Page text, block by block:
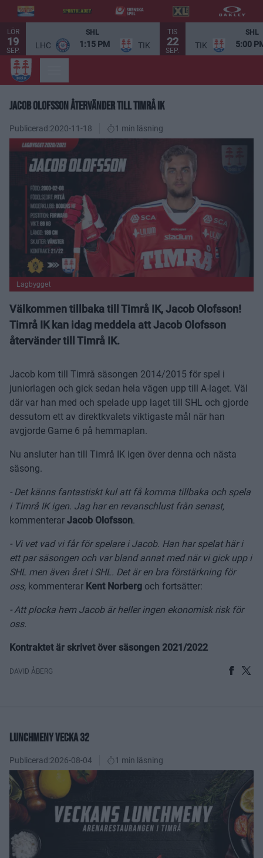
LÖR
19
SEP.
SHL
LHC 1:15 PM TIK
TIS
22
SEP.
SHL
TIK 5:00
JACOB OLOFSSON ÅTERVÄNDER TILL TIMRÅ IK
Publicerad:2020-11-18 1 min läsning
Lagbygget
Välkommen tillbaka till Timrå IK, Jacob Olofsson!
Timrå IK kan idag meddela att Jacob Olofsson
återvänder till Timrå IK.
Jacob kom till Timrå säsongen 2014/2015 för spel i
juniorlagen och gick sedan hela vägen upp till A-laget. Väl
där var han med och spelade upp laget till SHL och gjorde
dessutom ett av direktkvalets viktigaste mål när han
avgjorde Game 6 på hemmaplan.
Nu ansluter han till Timrå IK igen över denna och nästa
säsong.
- Det känns fantastiskt kul att få komma tillbaka och spela
i Timrå IK igen. Jag har en revanschlust från senast,
kommenterar Jacob Olofsson.
- Vi vet vad vi får för spelare i Jacob. Han har spelat här i
ett par säsongen och var bland annat med när vi gick upp i
SHL men även året i SHL. Det är en bra förstärkning för
oss, kommenterar Kent Norberg och fortsätter:
- Att plocka hem Jacob är heller ingen ekonomisk risk för
oss.
Kontraktet är skrivet över säsongen 2021/2022
DAVID ÅBERG
LUNCHMENY VECKA 32
Publicerad:2026-08-04 1 min läsning